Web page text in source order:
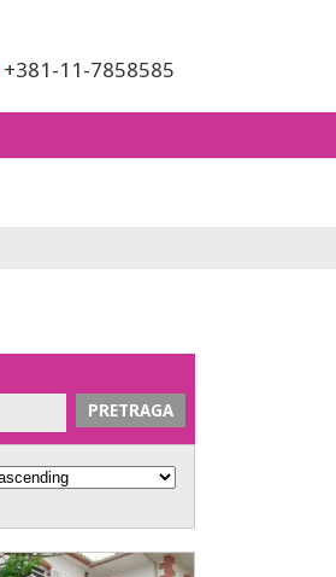
+381-11-7858585